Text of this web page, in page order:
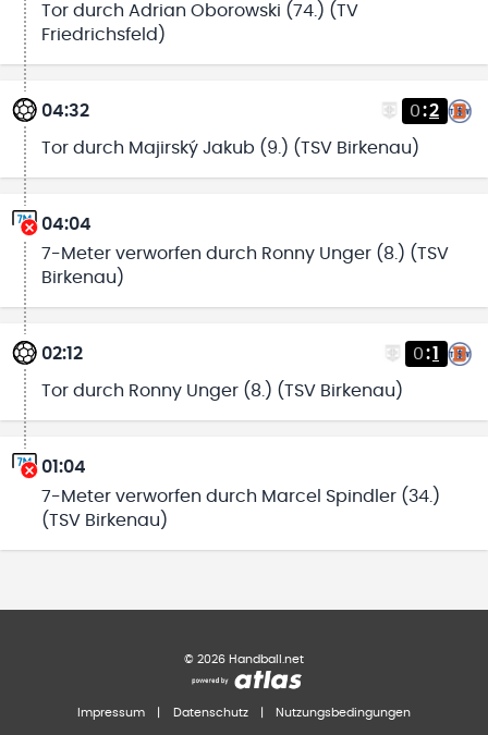
Tor durch Adrian Oborowski (74.) (TV
Friedrichsfeld)
04:32 0:2
Tor durch Majirský Jakub (9.) (TSV Birkenau)
04:04
7-Meter verworfen durch Ronny Unger (8.) (TSV
Birkenau)
02:12 0:1
Tor durch Ronny Unger (8.) (TSV Birkenau)
01:04
7-Meter verworfen durch Marcel Spindler (34.)
(TSV Birkenau)
© 2026 Handball.net
Impressum Datenschutz Nutzungsbedingungen